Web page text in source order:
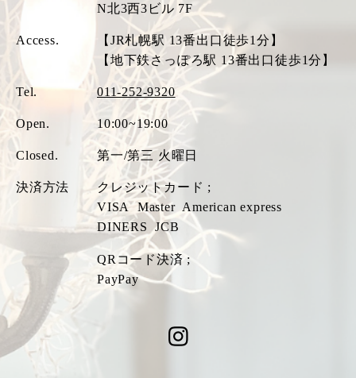
N北3西3ビル 7F
Access.
【JR札幌駅 13番出口徒歩1分】
【地下鉄さっぽろ駅 13番出口徒歩1分】
Tel. 011-252-9320
Open. 10:00~19:00
Closed. 第一/第三 火曜日
決済方法
クレジットカード ;
VISA Master American express
DINERS
JCB
QRコード決済 ;
PayPay